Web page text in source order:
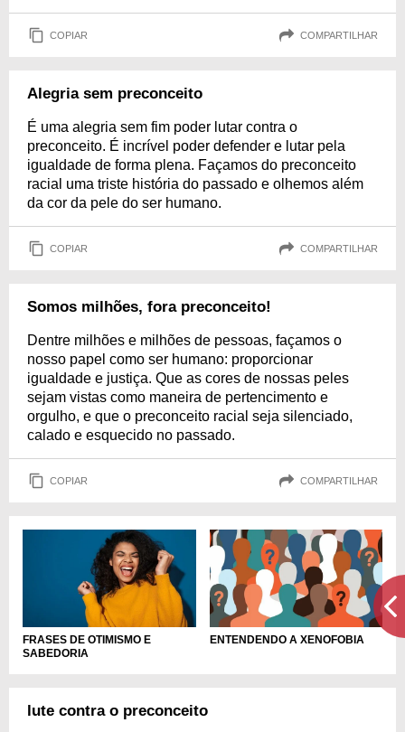
COPIAR COMPARTILHAR
Alegria sem preconceito
É uma alegria sem fim poder lutar contra o
preconceito. É incrível poder defender e lutar pela
igualdade de forma plena. Façamos do preconceito
racial uma triste história do passado e olhemos além
da cor da pele do ser humano.
COPIAR COMPARTILHAR
Somos milhões, fora preconceito!
Dentre milhões e milhões de pessoas, façamos o
nosso papel como ser humano: proporcionar
igualdade e justiça. Que as cores de nossas peles
sejam vistas como maneira de pertencimento e
orgulho, e que o preconceito racial seja silenciado,
calado e esquecido no passado.
COPIAR COMPARTILHAR
FRASES DE OTIMISMO E
SABEDORIA
ENTENDENDO A XENOFOBIA
lute contra o preconceito